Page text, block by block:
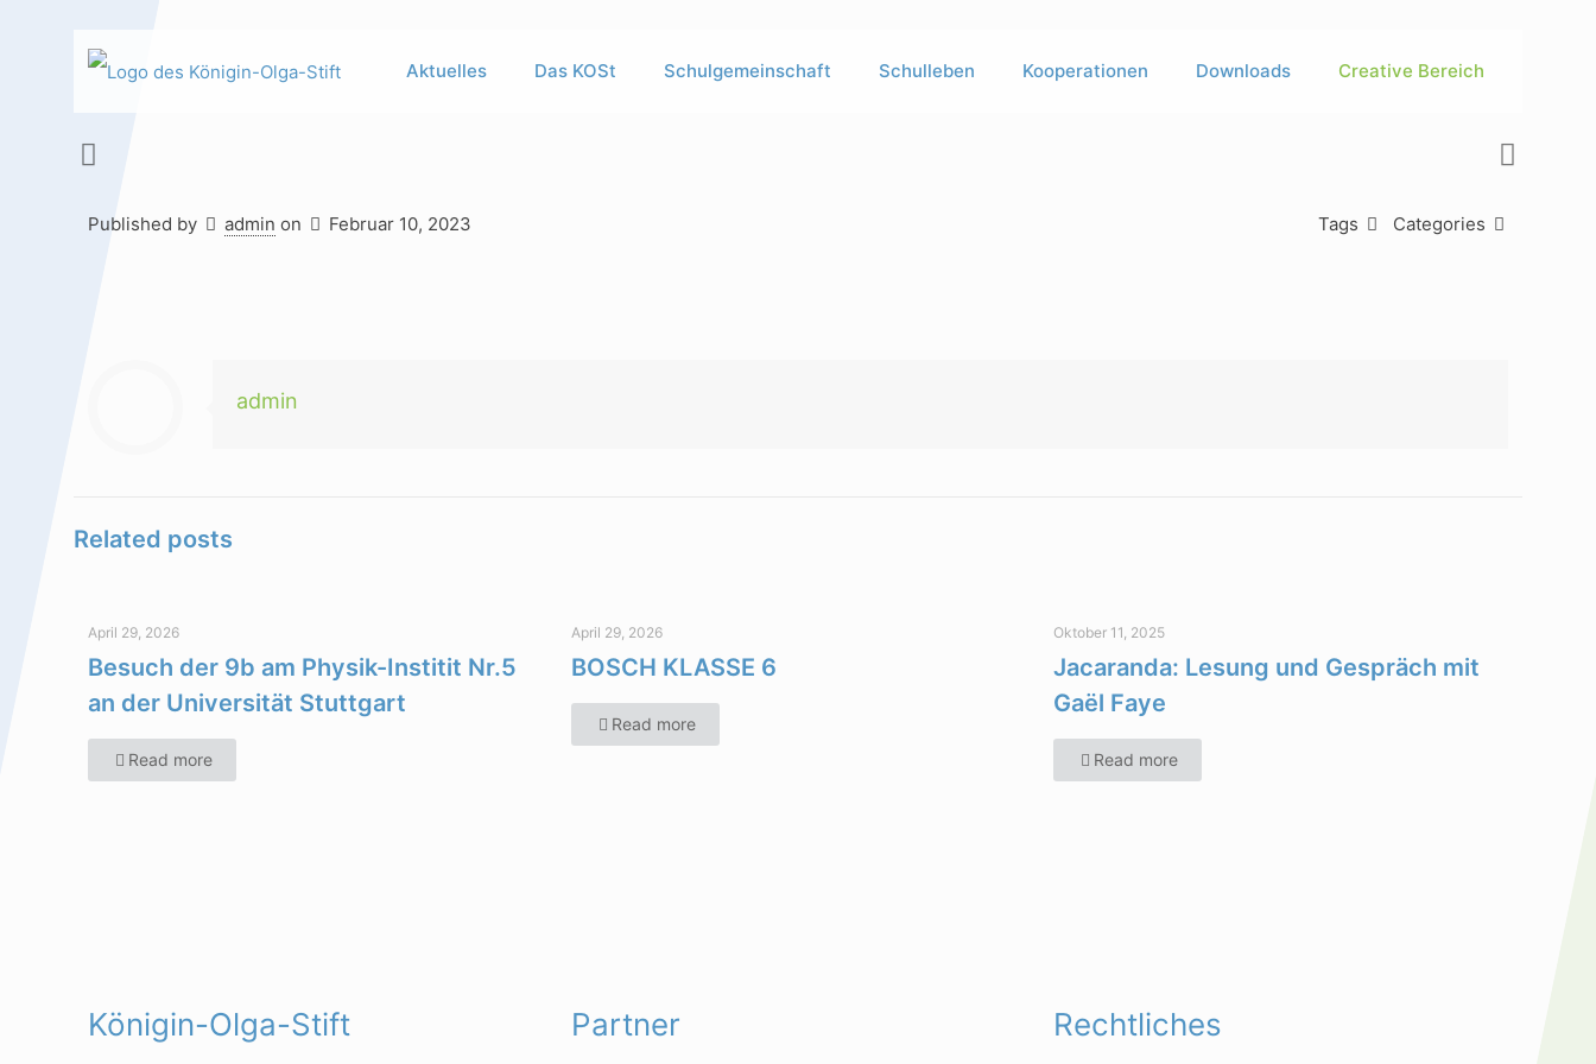
Hauptinhalt Alt + Shift + H
Alt + Shift +
Aktuelles Das KOSt Schulgemeinschaft Schulleben Kooperationen Downloads Creative Bereich
Published by admin on Februar 10, 2023 Categories
Tags
admin
Related posts
April 29, 2026
Besuch der 9b am Physik-Institit Nr.5
an der Universität Stuttgart
Read more
April 29, 2026
BOSCH KLASSE 6
Read more
Oktober 11, 2025
Jacaranda: Lesung und Gespräch mit
Gaël Faye
Read more
Königin-Olga-Stift Partner Rechtliches